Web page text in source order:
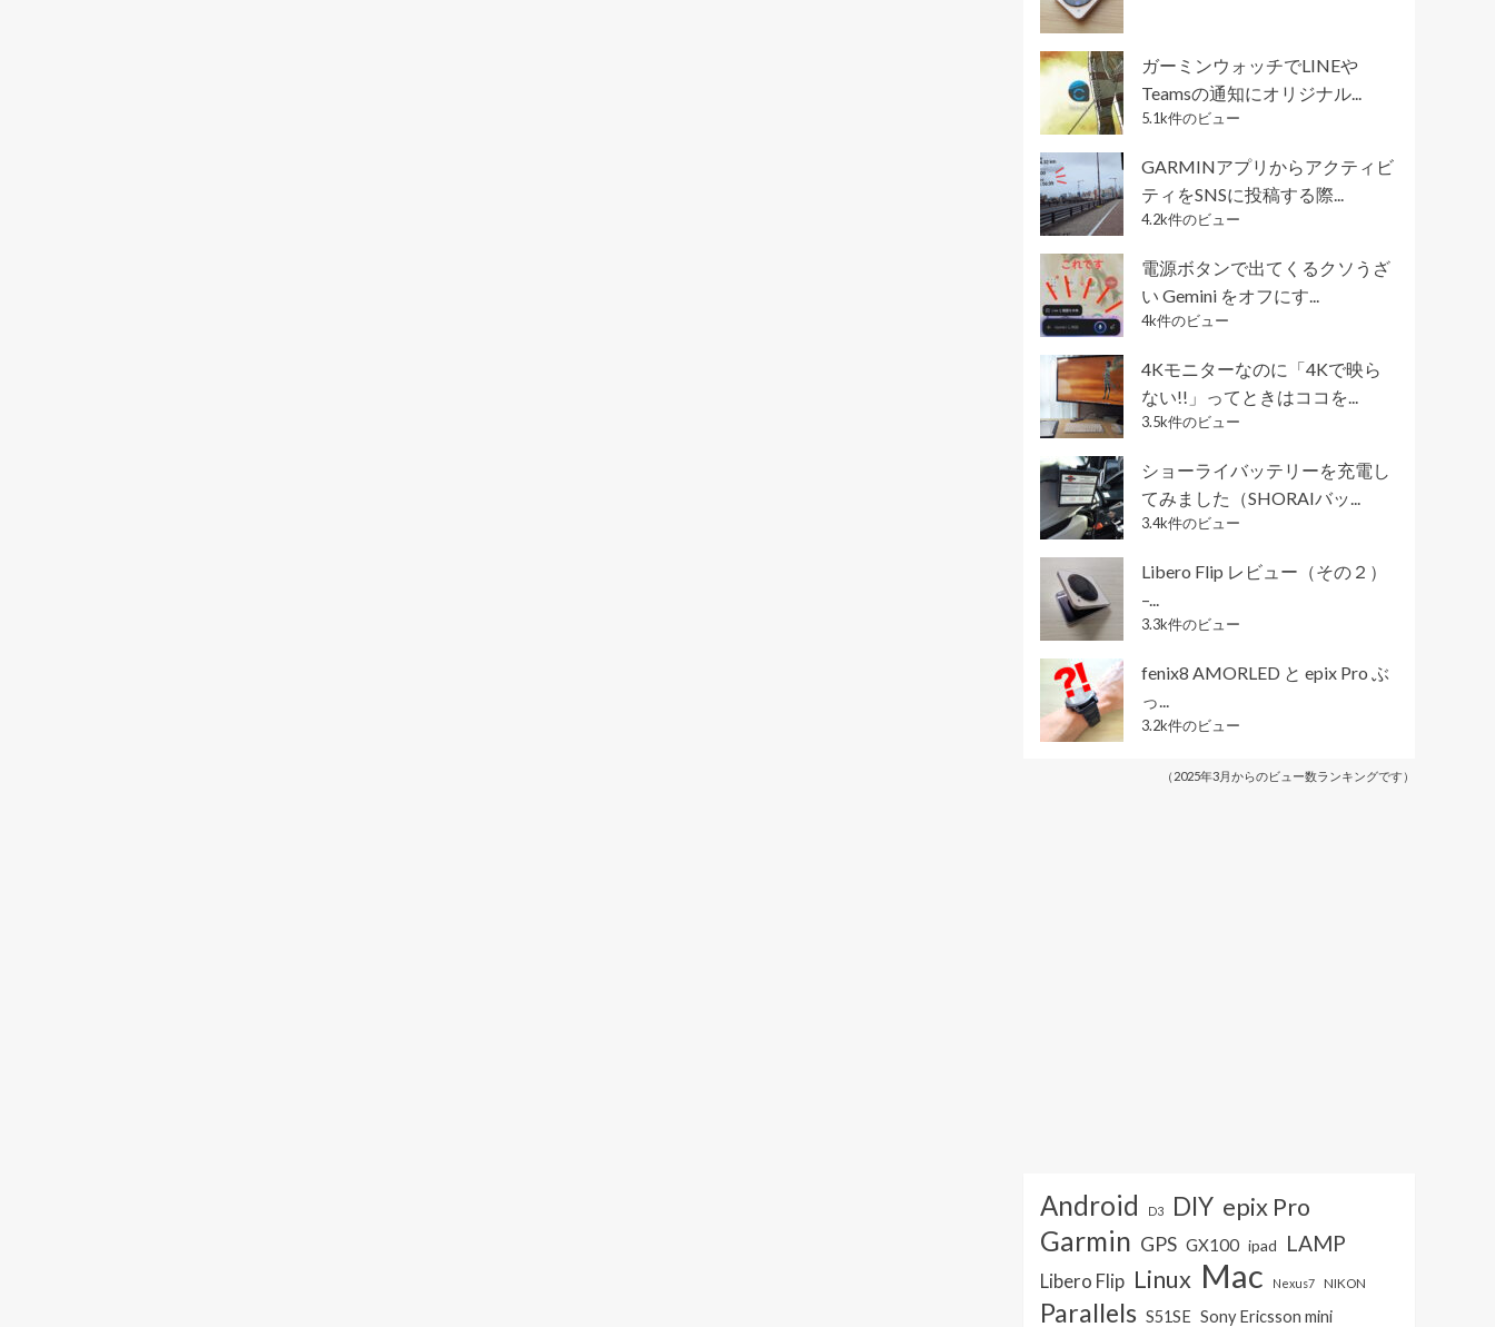
ガーミンウォッチでLINEや
Teamsの通知にオリジナル...
5.1k件のビュー
GARMINアプリからアクティビ
ティをSNSに投稿する際...
4.2k件のビュー
電源ボタンで出てくるクソうざ
い Gemini をオフにす...
4k件のビュー
4Kモニターなのに「4Kで映ら
ない!!」ってときはココを...
3.5k件のビュー
ショーライバッテリーを充電し
てみました（SHORAIバッ...
3.4k件のビュー
Libero Flip レビュー（その２）
–...
3.3k件のビュー
fenix8 AMORLED と epix Pro ぶ
っ...
3.2k件のビュー
（2025年3月からのビュー数ランキングです）
Android D3 DIY epix Pro
Garmin GPS GX100 ipad LAMP
Libero Flip Linux Mac Nexus7 NIKON
Parallels S51SE Sony Ericsson mini